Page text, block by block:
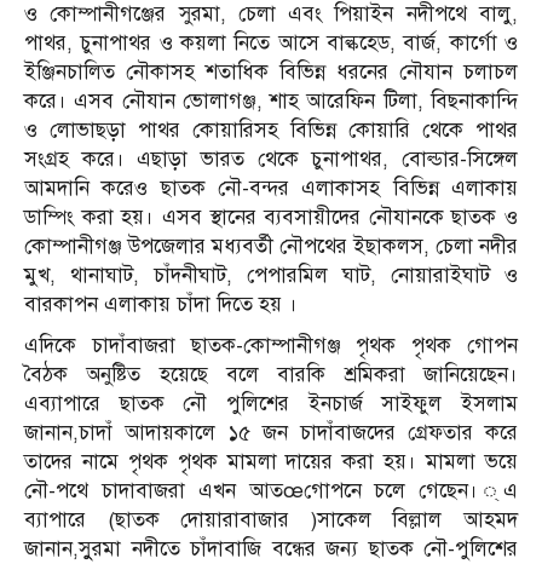
ও কোম্পানীগঞ্জের সুরমা, চেলা এবং পিয়াইন নদীপথে বালু,
পাথর, চুনাপাথর ও কয়লা নিতে আসে বাল্কহেড, বার্জ, কার্গো ও
ইঞ্জিনচালিত নৌকাসহ শতাধিক বিভিন্ন ধরনের নৌযান চলাচল
করে। এসব নৌযান ভোলাগঞ্জ, শাহ আরেফিন টিলা, বিছনাকান্দি
ও লোভাছড়া পাথর কোয়ারিসহ বিভিন্ন কোয়ারি থেকে পাথর
সংগ্রহ করে। এছাড়া ভারত থেকে চুনাপাথর, বোল্ডার-সিঙ্গেল
আমদানি করেও ছাতক নৌ-বন্দর এলাকাসহ বিভিন্ন এলাকায়
ডাম্পিং করা হয়। এসব স্থানের ব্যবসায়ীদের নৌযানকে ছাতক ও
কোম্পানীগঞ্জ উপজেলার মধ্যবর্তী নৌপথের ইছাকলস, চেলা নদীর
মুখ, থানাঘাট, চাঁদনীঘাট, পেপারমিল ঘাট, নোয়ারাইঘাট ও
বারকাপন এলাকায় চাঁদা দিতে হয় ।
এদিকে চাদাঁবাজরা ছাতক-কোম্পানীগঞ্জ পৃথক পৃথক গোপন
বৈঠক অনুষ্টিত হয়েছে বলে বারকি শ্রমিকরা জানিয়েছেন।
এব্যাপারে ছাতক নৌ পুলিশের ইনচার্জ সাইফুল ইসলাম
জানান,চাদাঁ আদায়কালে ১৫ জন চাদাঁবাজদের গ্রেফতার করে
তাদের নামে পৃথক পৃথক মামলা দায়ের করা হয়। মামলা ভয়ে
নৌ-পথে চাদাবাজরা এখন আতœগোপনে চলে গেছেন। ্এ
ব্যাপারে (ছাতক দোয়ারাবাজার )সাকেল বিল্লাল আহমদ
জানান,সুুরমা নদীতে চাঁদাবাজি বন্ধের জন্য ছাতক নৌ-পুলিশের